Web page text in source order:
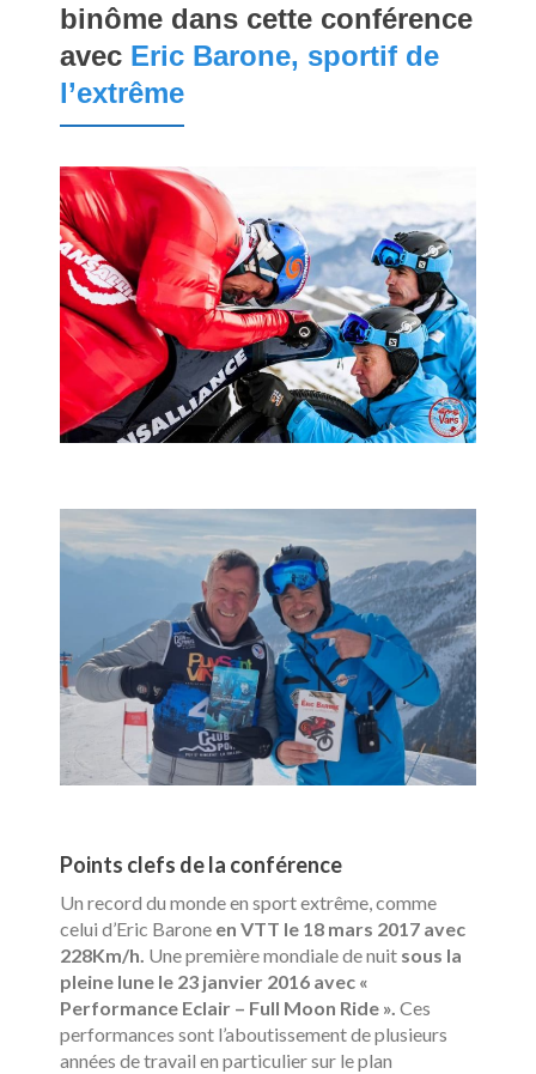
binôme dans cette conférence
avec Eric Barone, sportif de
l’extrême
Points clefs de la conférence
Un record du monde en sport extrême, comme
celui d’Eric Barone en VTT le 18 mars 2017 avec
228Km/h. Une première mondiale de nuit sous la
pleine lune le 23 janvier 2016 avec «
Performance Eclair – Full Moon Ride ». Ces
performances sont l’aboutissement de plusieurs
années de travail en particulier sur le plan